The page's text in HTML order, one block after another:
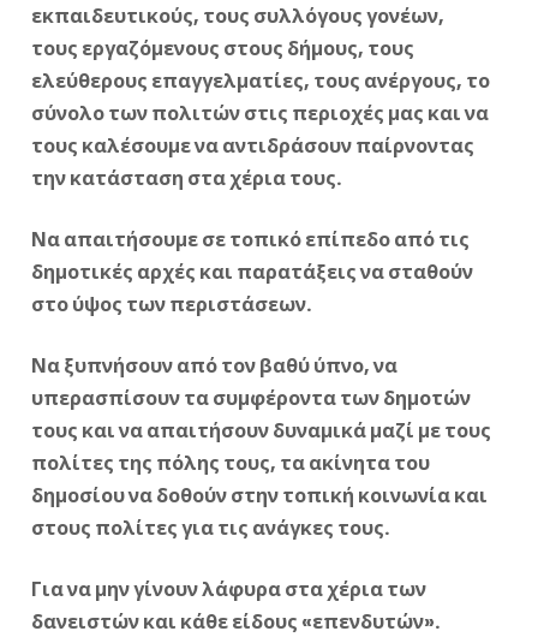
εκπαιδευτικούς, τους συλλόγους γονέων,
τους εργαζόμενους στους δήμους, τους
ελεύθερους επαγγελματίες, τους ανέργους, το
σύνολο των πολιτών στις περιοχές μας και να
τους καλέσουμε να αντιδράσουν παίρνοντας
την κατάσταση στα χέρια τους.
Να απαιτήσουμε σε τοπικό επίπεδο από τις
δημοτικές αρχές και παρατάξεις να σταθούν
στο ύψος των περιστάσεων.
Να ξυπνήσουν από τον βαθύ ύπνο, να
υπερασπίσουν τα συμφέροντα των δημοτών
τους και να απαιτήσουν δυναμικά μαζί με τους
πολίτες της πόλης τους, τα ακίνητα του
δημοσίου να δοθούν στην τοπική κοινωνία και
στους πολίτες για τις ανάγκες τους.
Για να μην γίνουν λάφυρα στα χέρια των
δανειστών και κάθε είδους «επενδυτών».